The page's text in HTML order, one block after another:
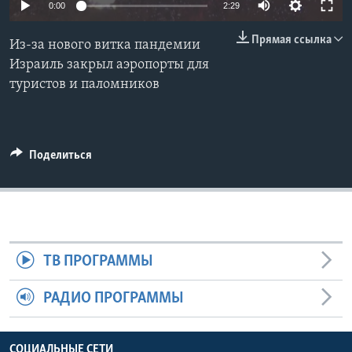
СОЦИАЛЬНЫЕ СЕТИ
0:00 2:29
Прямая ссылка
Из-за нового витка пандемии
Израиль закрыл аэропорты для
туристов и паломников
Поделиться
ТВ ПРОГРАММЫ
РАДИО ПРОГРАММЫ